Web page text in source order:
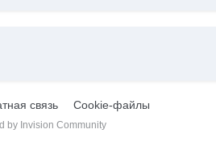
связь Cookie-файлы
by Invision Community